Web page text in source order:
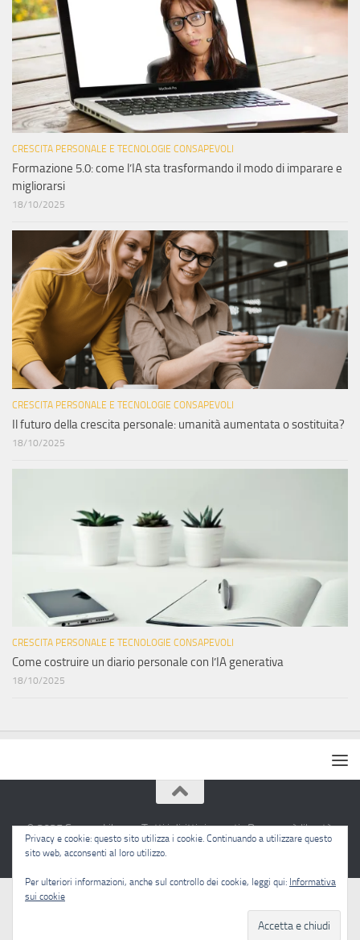
CRESCITA PERSONALE E TECNOLOGIE CONSAPEVOLI
Formazione 5.0: come l’IA sta trasformando il modo di imparare e
migliorarsi
18/10/2025
CRESCITA PERSONALE E TECNOLOGIE CONSAPEVOLI
Il futuro della crescita personale: umanità aumentata o sostituita?
18/10/2025
CRESCITA PERSONALE E TECNOLOGIE CONSAPEVOLI
Come costruire un diario personale con l’IA generativa
18/10/2025
© 2025 Sapere Libero · Tutti i diritti riservati · Pensare è libertà.
Privacy e cookie: questo sito utilizza i cookie. Continuando a utilizzare questo
sito web, acconsenti al loro utilizzo.
Per ulteriori informazioni, anche sul controllo dei cookie, leggi qui: Informativa
sui cookie